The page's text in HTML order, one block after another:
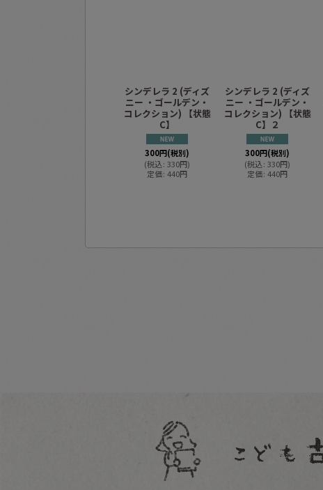
シンデレラ 2 (ディズ
ニー ・ゴールデン・
コレクション) 【状態
C】
300円(税別)
(税込: 330円)
定価: 440円
シンデレラ 2 (ディズ
ニー ・ゴールデン・
コレクション) 【状態
C】２
300円(税別)
(税込: 330円)
定価: 440円